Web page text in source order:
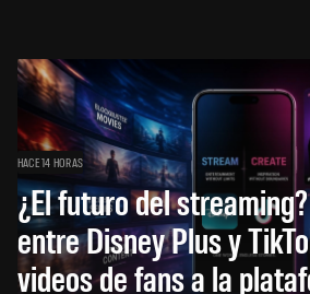
HACE 14 HORAS
¿El futuro del
entre Disney Plus y
videos de fans a la